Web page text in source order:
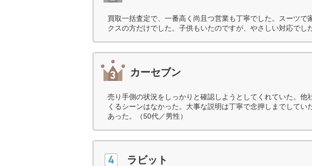
買取一括査定で、一番高く尚且つ営業も丁寧でした。スーツで
クスの方だけでした。子供もいたのですが、やさしい対応でし
カーセブン
売り手側の状況をしっかりと確認しようとしてくれていた。他
くるシーンはなかった。大事な説明は丁寧で念押しまでしてい
あった。（50代／男性）
ラビット